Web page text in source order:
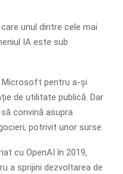
unul dintre cele mai
IA este sub
Microsoft pentru a-și
de utilitate publică. Dar
convină asupra
potrivit unor surse.
cu OpenAI în 2019,
a sprijini dezvoltarea de